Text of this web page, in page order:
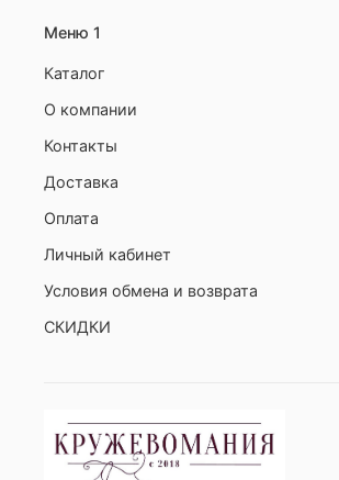
Меню 1
Каталог
О компании
Контакты
Доставка
Оплата
Личный кабинет
Условия обмена и возврата
СКИДКИ